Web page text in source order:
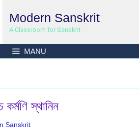
Modern Sanskrit
A Classroom for Sanskrit
MANU
কর্মণি স্থানিন
Sanskrit